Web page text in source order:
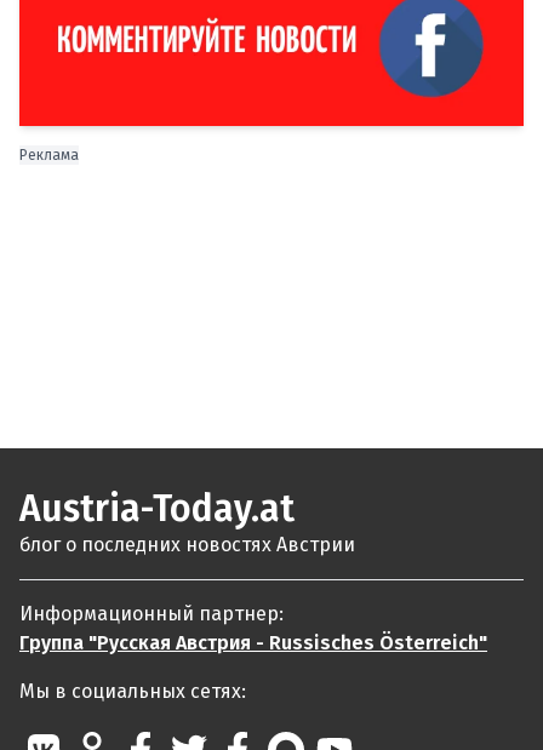
Реклама
Austria-Today.at
блог о последних новостях Австрии
Информационный партнер:
Группа "Русская Австрия - Russisches Österreich"
Мы в социальных сетях: